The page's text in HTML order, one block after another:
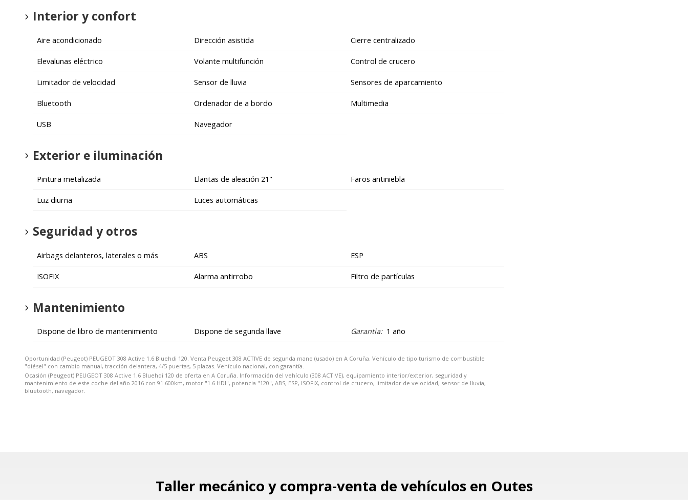
Interior y confort
Aire acondicionado Dirección asistida Cierre centralizado
Elevalunas eléctrico Volante multifunción Control de crucero
Limitador de velocidad Sensor de lluvia Sensores de aparcamiento
Bluetooth Ordenador de a bordo Multimedia
USB Navegador
Exterior e iluminación
Pintura metalizada Llantas de aleación 21" Faros antiniebla
Luz diurna Luces automáticas
Seguridad y otros
Airbags delanteros, laterales o más ABS ESP
ISOFIX Alarma antirrobo Filtro de partículas
Mantenimiento
Dispone de libro de mantenimiento Dispone de segunda llave Garantia: 1 año
Oportunidad (Peugeot) PEUGEOT 308 Active 1.6 Bluehdi 120. Venta Peugeot 308 ACTIVE de segunda mano (usado) en A Coruña. Vehículo de tipo turismo de combustible
"diésel" con cambio manual, tracción delantera, 4/5 puertas, 5 plazas. Vehículo nacional, con garantía.
Ocasión (Peugeot) PEUGEOT 308 Active 1.6 Bluehdi 120 de oferta en A Coruña. Información del vehículo (308 ACTIVE), equipamiento interior/exterior, seguridad y
mantenimiento de este coche del año 2016 con 91.600km, motor "1.6 HDI", potencia "120", ABS, ESP, ISOFIX, control de crucero, limitador de velocidad, sensor de lluvia,
bluetooth, navegador.
Taller mecánico y compra-venta de vehículos en Outes